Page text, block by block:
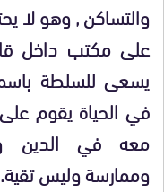
والتساكن , وهو لا
على مكتب داخل
يسعى للسلطة
في الحياة يقوم
معه في الدين
وممارسة وليس تقية.